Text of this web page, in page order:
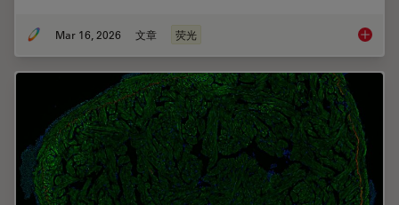
Mar 16, 2026 文章 荧光 荧光染